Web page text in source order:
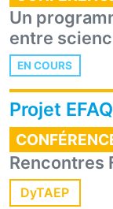
Un
entre
EN COURS
Projet
Rencontres
DyTAEP